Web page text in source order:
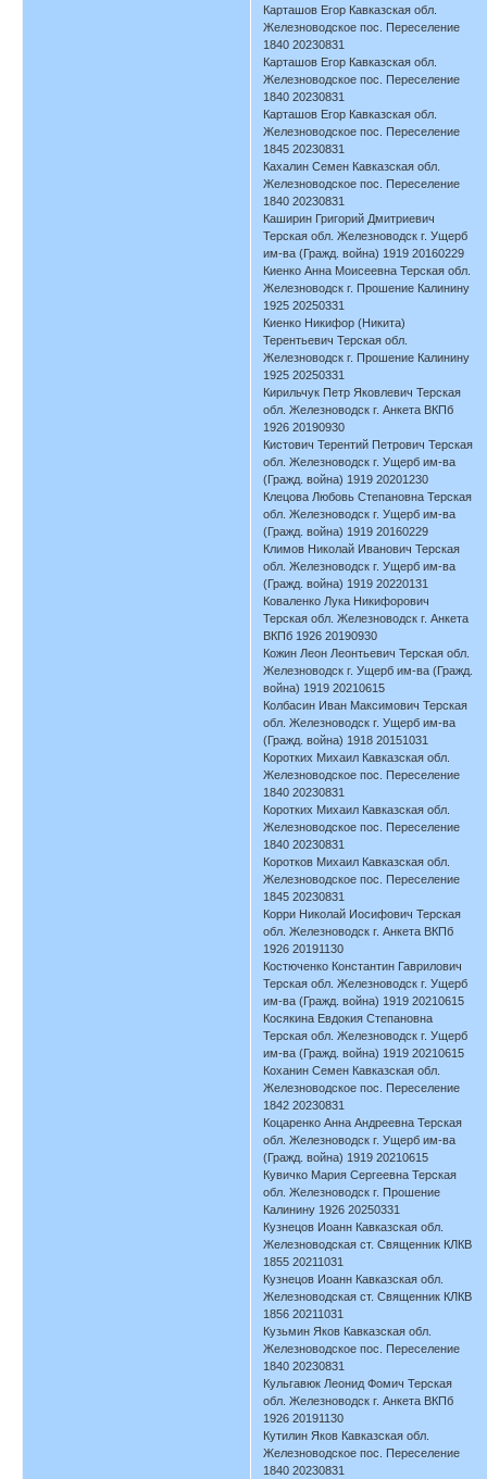
Карташов Егор Кавказская обл.
Железноводское пос. Переселение
1840 20230831
Карташов Егор Кавказская обл.
Железноводское пос. Переселение
1840 20230831
Карташов Егор Кавказская обл.
Железноводское пос. Переселение
1845 20230831
Кахалин Семен Кавказская обл.
Железноводское пос. Переселение
1840 20230831
Каширин Григорий Дмитриевич
Терская обл. Железноводск г. Ущерб
им-ва (Гражд. война) 1919 20160229
Киенко Анна Моисеевна Терская обл.
Железноводск г. Прошение Калинину
1925 20250331
Киенко Никифор (Никита)
Терентьевич Терская обл.
Железноводск г. Прошение Калинину
1925 20250331
Кирильчук Петр Яковлевич Терская
обл. Железноводск г. Анкета ВКПб
1926 20190930
Кистович Терентий Петрович Терская
обл. Железноводск г. Ущерб им-ва
(Гражд. война) 1919 20201230
Клецова Любовь Степановна Терская
обл. Железноводск г. Ущерб им-ва
(Гражд. война) 1919 20160229
Климов Николай Иванович Терская
обл. Железноводск г. Ущерб им-ва
(Гражд. война) 1919 20220131
Коваленко Лука Никифорович
Терская обл. Железноводск г. Анкета
ВКПб 1926 20190930
Кожин Леон Леонтьевич Терская обл.
Железноводск г. Ущерб им-ва (Гражд.
война) 1919 20210615
Колбасин Иван Максимович Терская
обл. Железноводск г. Ущерб им-ва
(Гражд. война) 1918 20151031
Коротких Михаил Кавказская обл.
Железноводское пос. Переселение
1840 20230831
Коротких Михаил Кавказская обл.
Железноводское пос. Переселение
1840 20230831
Коротков Михаил Кавказская обл.
Железноводское пос. Переселение
1845 20230831
Корри Николай Иосифович Терская
обл. Железноводск г. Анкета ВКПб
1926 20191130
Костюченко Константин Гаврилович
Терская обл. Железноводск г. Ущерб
им-ва (Гражд. война) 1919 20210615
Косякина Евдокия Степановна
Терская обл. Железноводск г. Ущерб
им-ва (Гражд. война) 1919 20210615
Коханин Семен Кавказская обл.
Железноводское пос. Переселение
1842 20230831
Коцаренко Анна Андреевна Терская
обл. Железноводск г. Ущерб им-ва
(Гражд. война) 1919 20210615
Кувичко Мария Сергеевна Терская
обл. Железноводск г. Прошение
Калинину 1926 20250331
Кузнецов Иоанн Кавказская обл.
Железноводская ст. Священник КЛКВ
1855 20211031
Кузнецов Иоанн Кавказская обл.
Железноводская ст. Священник КЛКВ
1856 20211031
Кузьмин Яков Кавказская обл.
Железноводское пос. Переселение
1840 20230831
Кульгавюк Леонид Фомич Терская
обл. Железноводск г. Анкета ВКПб
1926 20191130
Кутилин Яков Кавказская обл.
Железноводское пос. Переселение
1840 20230831